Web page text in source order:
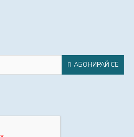
АБОНИРАЙ СЕ